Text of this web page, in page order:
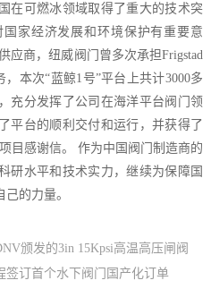
在可燃冰领域取得了重大的技术突
家经济发展和环境保护有重要意
应商，纽威阀门曾多次承担Frigstad
本次“蓝鲸1号”平台上共计3000多
充分发挥了公司在海洋平台阀门领
平台的顺利交付和运行，并获得了
目感谢信。 作为中国阀门制造商的
研水平和技术实力，继续为保障国
的力量。
颁发的3in 15Kpsi高温高压闸阀
签订首个水下阀门国产化订单